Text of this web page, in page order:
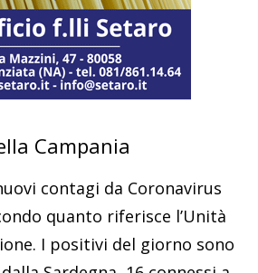
Campania
contagi da Coronavirus
quanto riferisce l’Unità
I positivi del giorno sono